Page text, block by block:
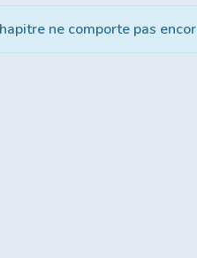
ne comporte pas